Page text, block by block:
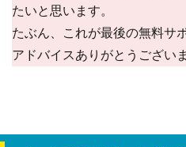
たいと思います。
たぶん、これが最後の無料サ
アドバイスありがとうござい